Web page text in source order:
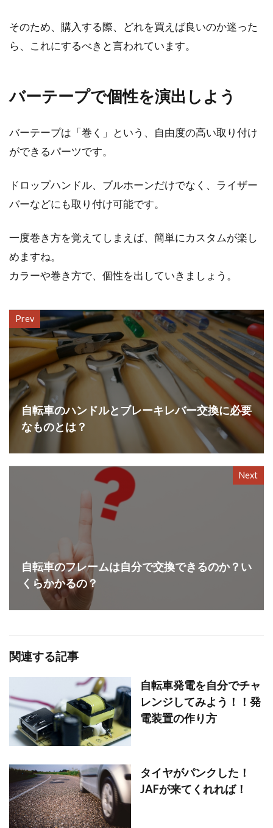
そのため、購入する際、どれを買えば良いのか迷った
ら、これにするべきと言われています。
バーテープで個性を演出しよう
バーテープは「巻く」という、自由度の高い取り付け
ができるパーツです。
ドロップハンドル、ブルホーンだけでなく、ライザー
バーなどにも取り付け可能です。
一度巻き方を覚えてしまえば、簡単にカスタムが楽し
めますね。
カラーや巻き方で、個性を出していきましょう。
Prev
自転車のハンドルとブレーキレバー交換に必要
なものとは？
Next
自転車のフレームは自分で交換できるのか？い
くらかかるの？
関連する記事
自転車発電を自分でチャ
レンジしてみよう！！発
電装置の作り方
タイヤがパンクした！
JAFが来てくれれば！